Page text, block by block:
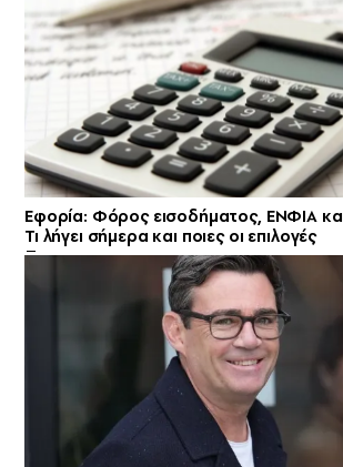
Εφορία: Φόρος εισοδήματος, ΕΝΦΙΑ
Τι λήγει σήμερα και ποιες οι επιλογές